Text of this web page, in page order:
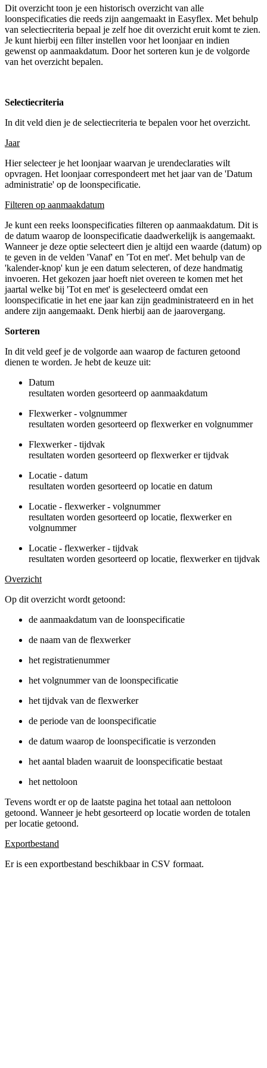
Dit overzicht toon je een historisch overzicht van alle
loonspecificaties die reeds zijn aangemaakt in Easyflex. Met behulp
van selectiecriteria bepaal je zelf hoe dit overzicht eruit komt te zien.
Je kunt hierbij een filter instellen voor het loonjaar en indien
gewenst op aanmaakdatum. Door het sorteren kun je de volgorde
van het overzicht bepalen.
Selectiecriteria
In dit veld dien je de selectiecriteria te bepalen voor het overzicht.
Jaar
Hier selecteer je het loonjaar waarvan je urendeclaraties wilt
opvragen. Het loonjaar correspondeert met het jaar van de 'Datum
administratie' op de loonspecificatie.
Filteren op aanmaakdatum
Je kunt een reeks loonspecificaties filteren op aanmaakdatum. Dit is
de datum waarop de loonspecificatie daadwerkelijk is aangemaakt.
Wanneer je deze optie selecteert dien je altijd een waarde (datum) op
te geven in de velden 'Vanaf' en 'Tot en met'. Met behulp van de
'kalender-knop' kun je een datum selecteren, of deze handmatig
invoeren. Het gekozen jaar hoeft niet overeen te komen met het
jaartal welke bij 'Tot en met' is geselecteerd omdat een
loonspecificatie in het ene jaar kan zijn geadministrateerd en in het
andere zijn aangemaakt. Denk hierbij aan de jaarovergang.
Sorteren
In dit veld geef je de volgorde aan waarop de facturen getoond
dienen te worden. Je hebt de keuze uit:
Datum
resultaten worden gesorteerd op aanmaakdatum
Flexwerker - volgnummer
resultaten worden gesorteerd op flexwerker en volgnummer
Flexwerker - tijdvak
resultaten worden gesorteerd op flexwerker er tijdvak
Locatie - datum
resultaten worden gesorteerd op locatie en datum
Locatie - flexwerker - volgnummer
resultaten worden gesorteerd op locatie, flexwerker en
volgnummer
Locatie - flexwerker - tijdvak
resultaten worden gesorteerd op locatie, flexwerker en tijdvak
Overzicht
Op dit overzicht wordt getoond:
de aanmaakdatum van de loonspecificatie
de naam van de flexwerker
het registratienummer
het volgnummer van de loonspecificatie
het tijdvak van de flexwerker
de periode van de loonspecificatie
de datum waarop de loonspecificatie is verzonden
het aantal bladen waaruit de loonspecificatie bestaat
het nettoloon
Tevens wordt er op de laatste pagina het totaal aan nettoloon
getoond. Wanneer je hebt gesorteerd op locatie worden de totalen
per locatie getoond.
Exportbestand
Er is een exportbestand beschikbaar in CSV formaat.